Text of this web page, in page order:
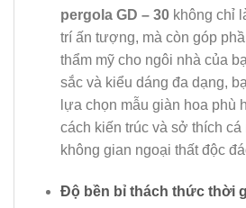
pergola GD – 30không chỉ
trí ấn tượng, mà còn góp
thẩm mỹ cho ngôi nhà của
sắc và kiểu dáng đa dạng,
lựa chọn mẫu giàn hoa phù
cách kiến trúc và sở thích cá
không gian ngoại thất độc
Độ bền bỉ thách thức thời